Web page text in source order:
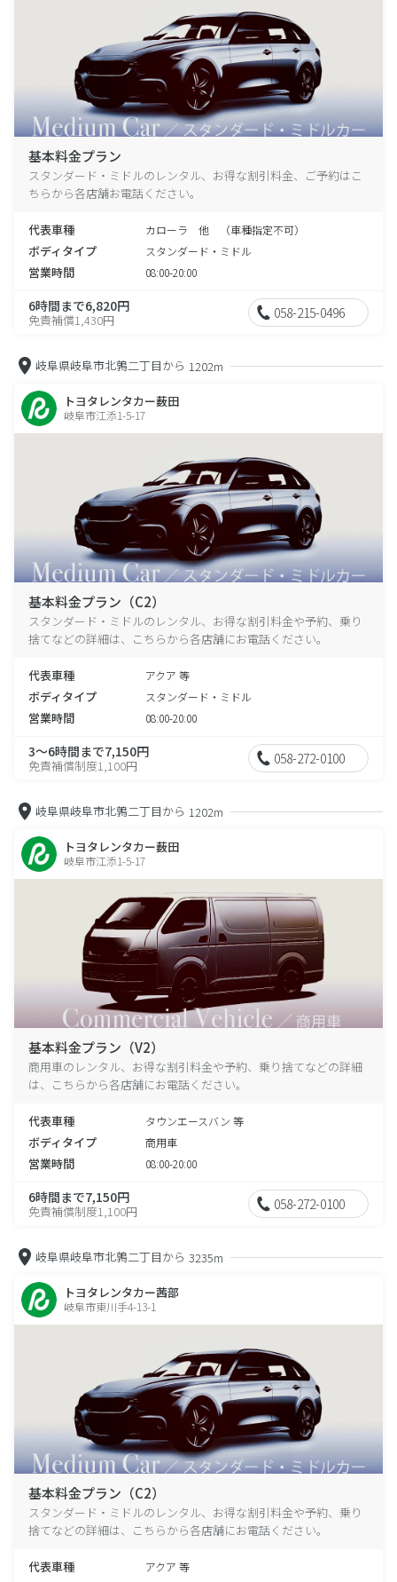
基本料金プラン
スタンダード・ミドルのレンタル、お得な割引料金、ご予約はこ
ちらから各店舗お電話ください。
代表車種 カローラ 他 （車種指定不可）
ボディタイプ スタンダード・ミドル
営業時間 08:00-20:00
6時間まで6,820円
免責補償1,430円 058-215-0496
岐阜県岐阜市北鶉二丁目から 1202m
トヨタレンタカー薮田
岐阜市江添1-5-17
基本料金プラン（C2）
スタンダード・ミドルのレンタル、お得な割引料金や予約、乗り
捨てなどの詳細は、こちらから各店舗にお電話ください。
代表車種 アクア 等
ボディタイプ スタンダード・ミドル
営業時間 08:00-20:00
3～6時間まで7,150円
免責補償制度1,100円 058-272-0100
岐阜県岐阜市北鶉二丁目から 1202m
トヨタレンタカー薮田
岐阜市江添1-5-17
基本料金プラン（V2）
商用車のレンタル、お得な割引料金や予約、乗り捨てなどの詳細
は、こちらから各店舗にお電話ください。
代表車種 タウンエースバン 等
ボディタイプ 商用車
営業時間 08:00-20:00
6時間まで7,150円
免責補償制度1,100円 058-272-0100
岐阜県岐阜市北鶉二丁目から 3235m
トヨタレンタカー茜部
岐阜市東川手4-13-1
基本料金プラン（C2）
スタンダード・ミドルのレンタル、お得な割引料金や予約、乗り
捨てなどの詳細は、こちらから各店舗にお電話ください。
代表車種 アクア 等